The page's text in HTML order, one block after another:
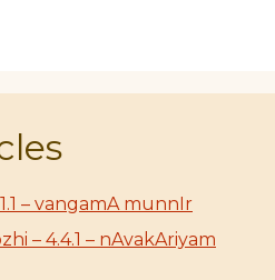
– vangamA munnIr
– 4.4.1 – nAvakAriyam